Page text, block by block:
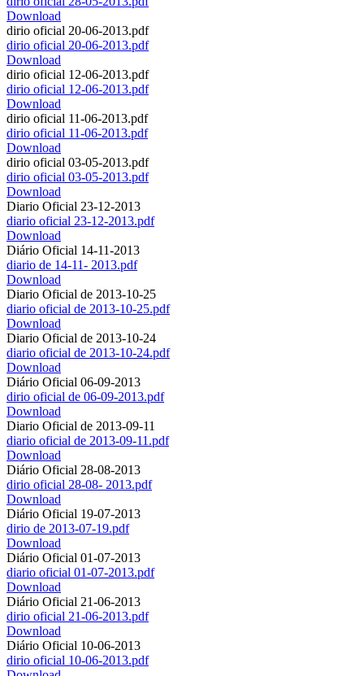
Download
dirio oficial 20-06-2013.pdf
dirio oficial 20-06-2013.pdf
Download
dirio oficial 12-06-2013.pdf
dirio oficial 12-06-2013.pdf
Download
dirio oficial 11-06-2013.pdf
dirio oficial 11-06-2013.pdf
Download
dirio oficial 03-05-2013.pdf
dirio oficial 03-05-2013.pdf
Download
Diario Oficial 23-12-2013
diario oficial 23-12-2013.pdf
Download
Diário Oficial 14-11-2013
diario de 14-11- 2013.pdf
Download
Diario Oficial de 2013-10-25
diario oficial de 2013-10-25.pdf
Download
Diario Oficial de 2013-10-24
diario oficial de 2013-10-24.pdf
Download
Diário Oficial 06-09-2013
dirio oficial de 06-09-2013.pdf
Download
Diario Oficial de 2013-09-11
diario oficial de 2013-09-11.pdf
Download
Diário Oficial 28-08-2013
dirio oficial 28-08- 2013.pdf
Download
Diário Oficial 19-07-2013
dirio de 2013-07-19.pdf
Download
Diário Oficial 01-07-2013
diario oficial 01-07-2013.pdf
Download
Diário Oficial 21-06-2013
dirio oficial 21-06-2013.pdf
Download
Diário Oficial 10-06-2013
dirio oficial 10-06-2013.pdf